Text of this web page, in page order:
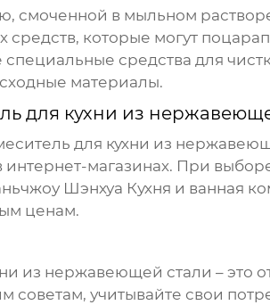
смоченной в мыльном
которые могут
специальные средства для
материалы.
для кухни из
для кухни из
магазинах. При
Шэнхуа Кухня и ванная
ценам.
из нержавеющей стали – это
учитывайте свои